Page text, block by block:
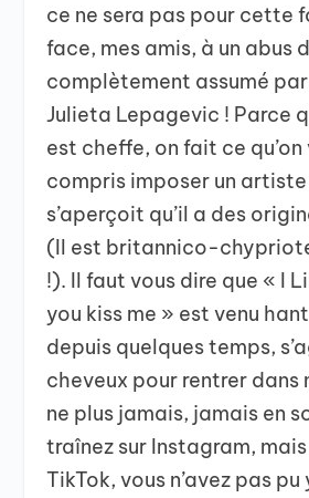
ce ne sera pas pour cette
face, mes amis, à un abus
complètement assumé
Julieta Lepagevic ! Parce
est cheffe, on fait ce qu’on
compris imposer un artiste
s’aperçoit qu’il a des
(Il est britannico-
!). Il faut vous dire que « I
you kiss me » est venu
depuis quelques temps,
cheveux pour rentrer dans
ne plus jamais, jamais en
traînez sur Instagram,
TikTok, vous n’avez pas